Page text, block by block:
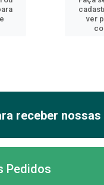
ver
receber
Pedidos